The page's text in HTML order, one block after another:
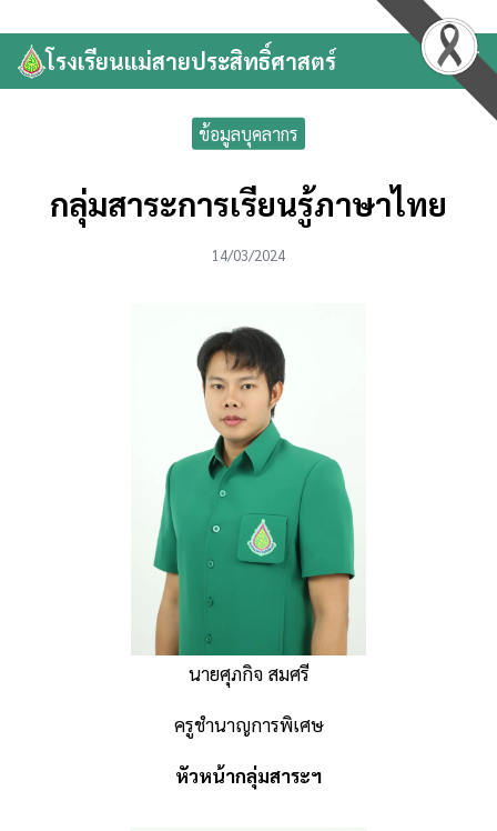
to
contentโรงเรียนแม่สายประสิทธิ์ศาสตร์
Search
for:
ข้อมูลบุคลากร
กลุ่มสาระการเรียนรู้ภาษาไทย
14/03/2024
นายศุภกิจ สมศรี
ครูชำนาญการพิเศษ
หัวหน้ากลุ่มสาระฯ